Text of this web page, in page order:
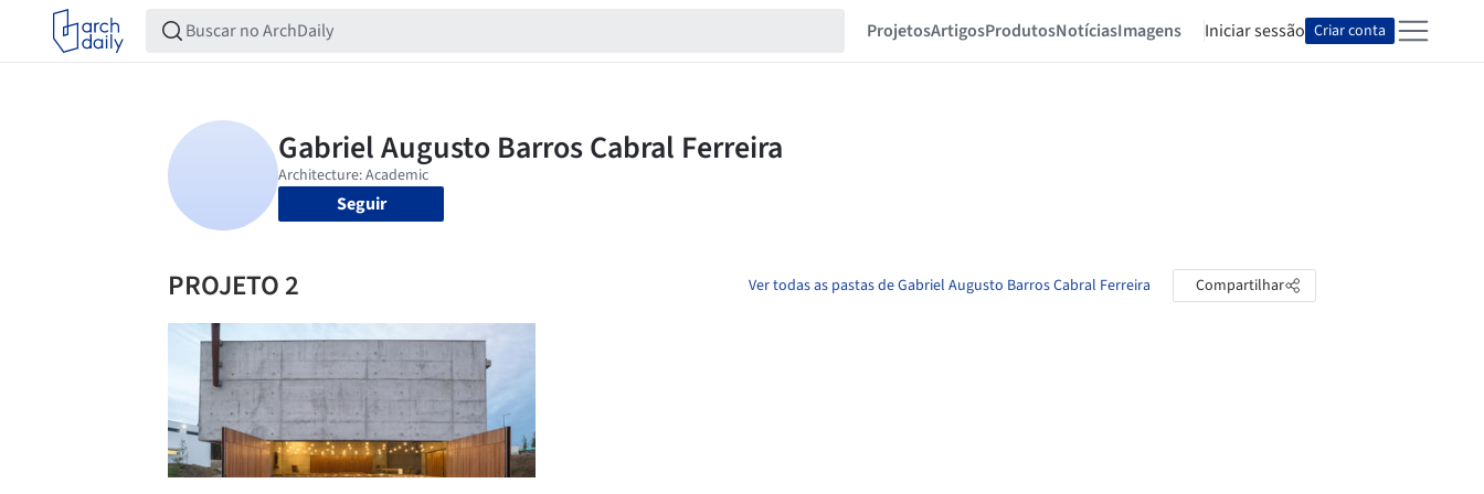
ProjetosArtigosProdutosNotíciasImagens Iniciar sessão Criar conta
Seguir
PROJETO 2 Ver todas as pastas de Gabriel Augusto Barros Cabral Ferreira Compartilhar